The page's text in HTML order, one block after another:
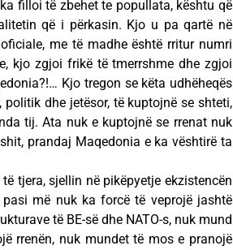
filloi të zbehet te popullata, kështu që
që i përkasin. Kjo u pa qartë në
me të madhe është rritur numri
kjo zgjoi frikë të tmerrshme dhe zgjoi
Kjo tregon se këta udhëheqës
dhe jetësor, të kuptojnë se shteti,
tij. Ata nuk e kuptojnë se rrenat nuk
prandaj Maqedonia e ka vështirë ta
tjera, sjellin në pikëpyetje ekzistencën
më nuk ka forcë të veprojë jashtë
të BE-së dhe NATO-s, nuk mund
rrenën, nuk mundet të mos e pranojë